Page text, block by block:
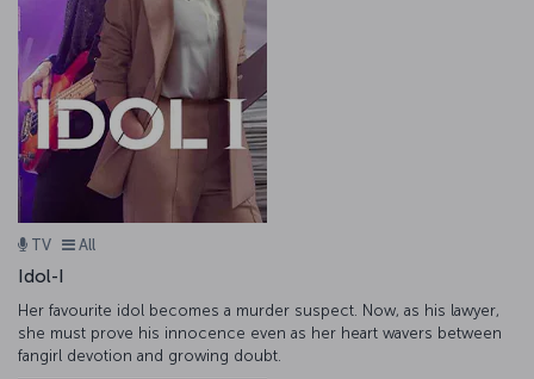
TV All
Idol-I
Her favourite idol becomes a murder suspect. Now, as his lawyer,
she must prove his innocence even as her heart wavers between
fangirl devotion and growing doubt.